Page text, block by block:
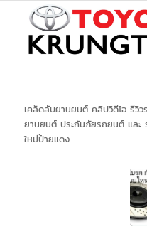
เคล็ดลับยานยนต์ คลิปวิดีโอ รีวิว
ยานยนต์ ประกันภัยรถยนต์ และ
ใหม่ป้ายแดง